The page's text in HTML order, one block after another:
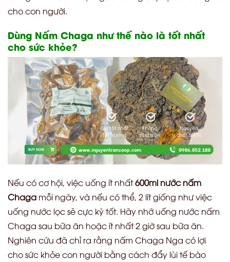
cho con người.
Dùng Nấm Chaga như thế nào là tốt nhất
cho sức khỏe?
Nếu có cơ hội, việc uống ít nhất600ml nước nấm
Chaga mỗi ngày, và nếu có thể, 2 lít giống như việc
uống nước lọc sẽ cực kỳ tốt. Hãy nhớ uống nước nấm
Chaga sau bữa ăn hoặc ít nhất 2 giờ sau bữa ăn.
Nghiên cứu đã chỉ ra rằng nấm Chaga Nga có lợi
cho sức khỏe con người bằng cách đẩy lùi tế bào